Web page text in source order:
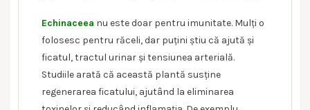
Echinaceea nu este doar pentru imunitate. Mulți o
folosesc pentru răceli, dar puțini știu că ajută și
ficatul, tractul urinar și tensiunea arterială.
Studiile arată că această plantă susține
regenerarea ficatului, ajutând la eliminarea